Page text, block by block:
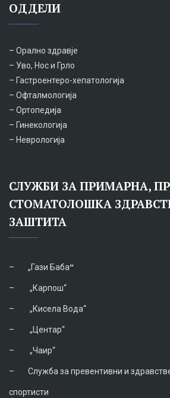
ОДДЕЛИ
– Орално здравје
– Уво, Нос и Грло
– Гастроентеро-хепатологија
– Офталмологија
– Ортопедија
– Гинекологија
– Неврологија
СЛУЖБИ ЗА ПРИМАРНА,
СТОМАТОЛОШКА
ЗАШТИТА
– „Гази Баба“
– „Карпош“
– „Кисела Вода“
– „Центар“
– „Чаир“
– Служба за превентивни и
спортисти